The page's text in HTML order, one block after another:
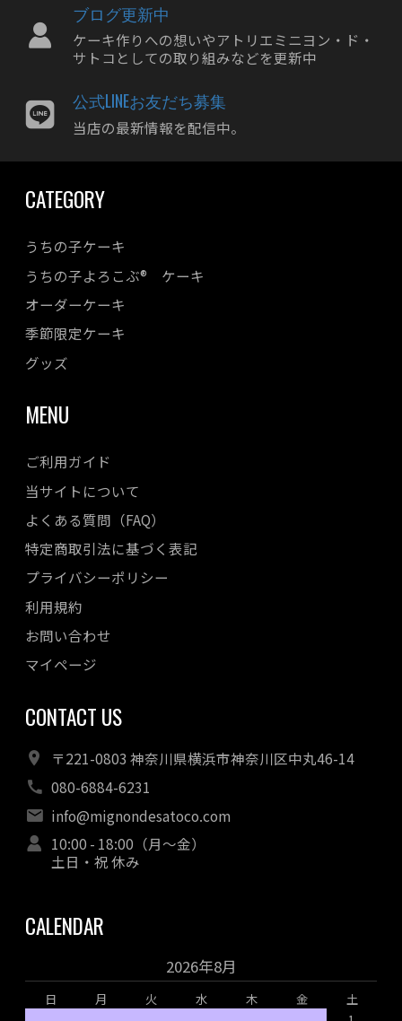
2024年02月
2024年01月
2023年11月
2023年10月
2023年09月
2023年08月
2023年06月
2023年05月
2023年04月
2023年03月
2023年02月
2022年12月
2022年10月
2022年08月
2022年07月
2022年06月
2022年05月
2022年04月
ブログ更新中
ケーキ作りへの想いやアトリエミニヨン・ド・
サトコとしての取り組みなどを更新中
公式LINEお友だち募集
当店の最新情報を配信中。
CATEGORY
うちの子ケーキ
うちの子よろこぶ® ケーキ
オーダーケーキ
季節限定ケーキ
グッズ
MENU
ご利用ガイド
当サイトについて
よくある質問（FAQ）
特定商取引法に基づく表記
プライバシーポリシー
利用規約
お問い合わせ
マイページ
CONTACT US
〒221-0803 神奈川県横浜市神奈川区中丸46-14
080-6884-6231
info@mignondesatoco.com
10:00 - 18:00（月～金）
土日・祝 休み
CALENDAR
2026年8月
日 月 火 水 木 金
土